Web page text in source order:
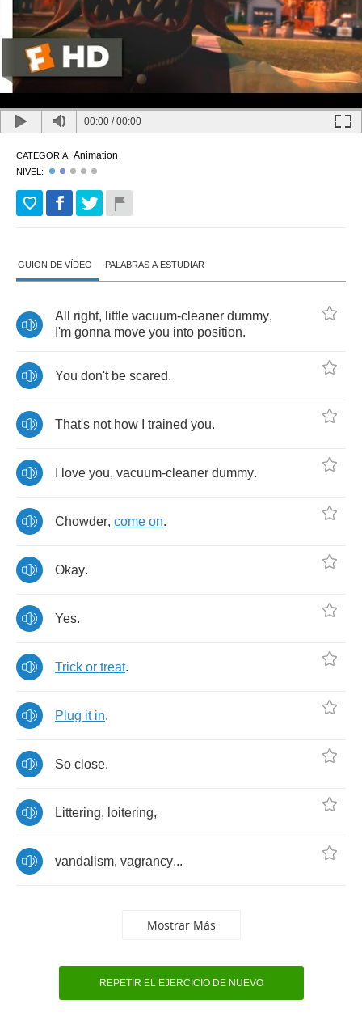
00:00 /00:00
CATEGORÍA: Animation
NIVEL:
GUION DE VÍDEO PALABRAS A ESTUDIAR
All right, little vacuum-cleaner dummy,
I'm gonna move you into position.
You don't be scared.
That's not how trained you.
love you, vacuum-cleaner dummy.
Chowder, come on.
Okay.
Yes.
Trick or treat.
Plug it in.
So close.
Littering, loitering,
vandalism, vagrancy...
Mostrar Más
REPETIR EL EJERCICIO DE NUEVO